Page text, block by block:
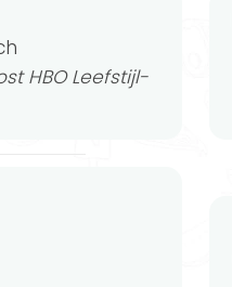
HBO Leefstijl-